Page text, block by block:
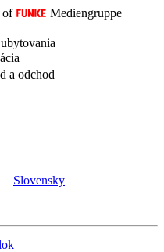
of
Mediengruppe
a odchod
Slovensky